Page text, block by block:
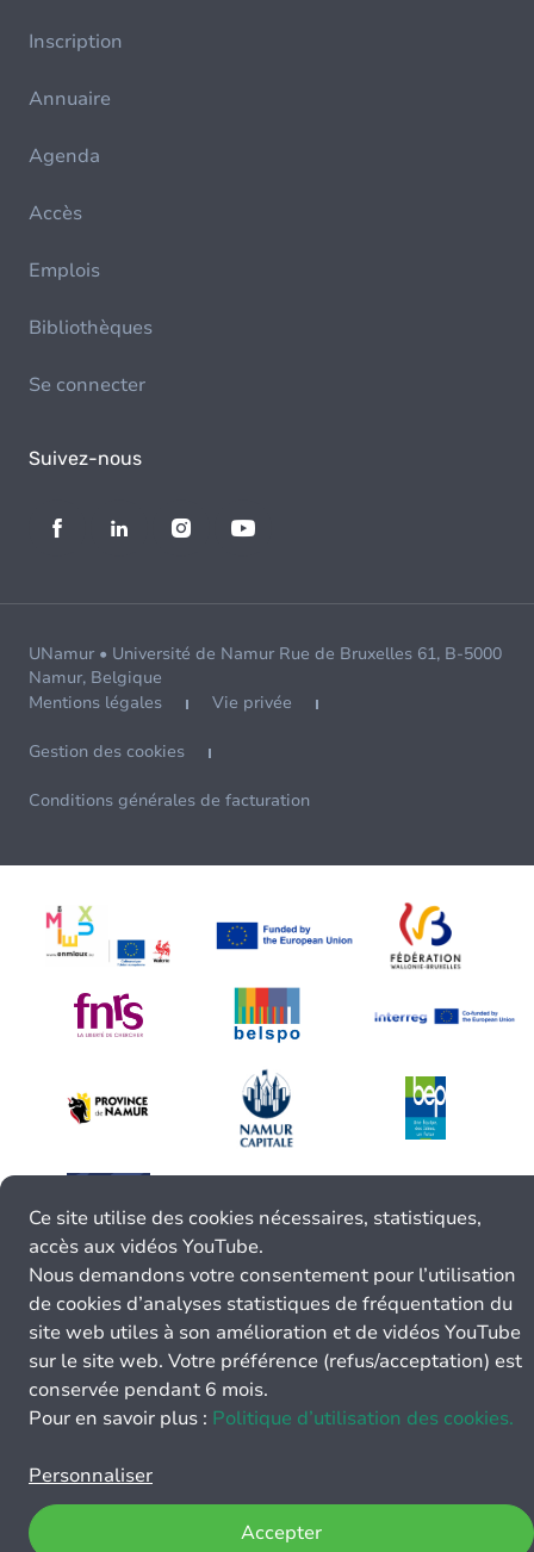
Inscription
Annuaire
Agenda
Accès
Emplois
Bibliothèques
Se connecter
Suivez-nous
UNamur • Université de Namur Rue de Bruxelles 61, B-5000
Namur, Belgique
Mentions légales
Vie privée
Gestion des cookies
Conditions générales de facturation
Ce site utilise des cookies nécessaires, statistiques,
accès aux vidéos YouTube.
Nous demandons votre consentement pour l’utilisation
de cookies d’analyses statistiques de fréquentation du
site web utiles à son amélioration et de vidéos YouTube
sur le site web. Votre préférence (refus/acceptation) est
conservée pendant 6 mois.
Pour en savoir plus : Politique d’utilisation des cookies.
Personnaliser
Accepter